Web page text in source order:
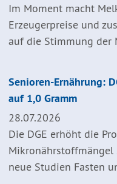
Im Moment macht
Erzeugerpreise und
auf die Stimmung der
Senioren-Ernährung:
auf 1,0 Gramm
28.07.2026
Die DGE erhöht die
neue Studien Fasten